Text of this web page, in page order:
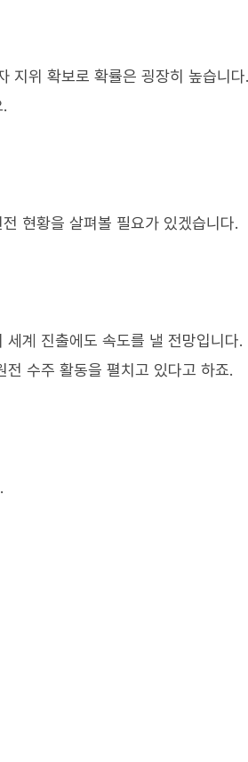
지위 확보로 확률은 굉장히 높습니다.
현황을 살펴볼 필요가 있겠습니다.
계 진출에도 속도를 낼 전망입니다.
수주 활동을 펼치고 있다고 하죠.